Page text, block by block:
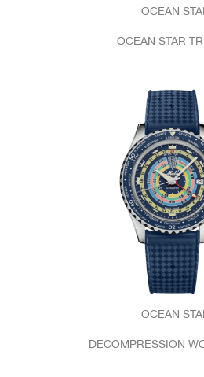
OCEAN
OCEAN STAR
OCEAN
DECOMPRESSION